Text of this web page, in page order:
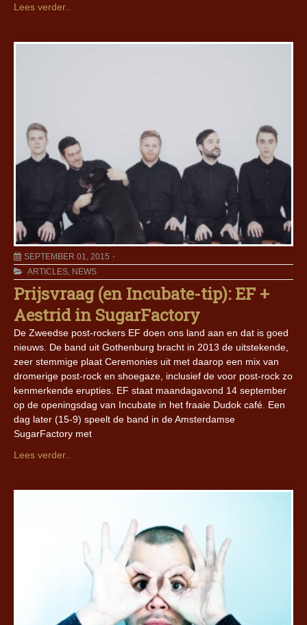
Lees verder..
SEPTEMBER 01, 2015
ARTICLES, NEWS
Prijsvraag (en Incubate-tip): EF +
Aestrid in SugarFactory
De Zweedse post-rockers EF doen ons land aan en dat is goed
nieuws. De band uit Gothenburg bracht in 2013 de uitstekende,
zeer stemmige plaat Ceremonies uit met daarop een mix van
dromerige post-rock en shoegaze, inclusief de voor post-rock zo
kenmerkende erupties. EF staat maandagavond 14 september
op de openingsdag van Incubate in het fraaie Dudok café. Een
dag later (15-9) speelt de band in de Amsterdamse
SugarFactory met
Lees verder..